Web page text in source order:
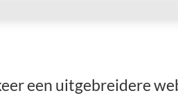
een uitgebreidere